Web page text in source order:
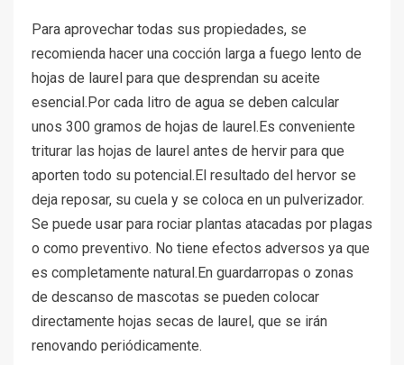
Para aprovechar todas sus propiedades, se
recomienda hacer una cocción larga a fuego lento de
hojas de laurel para que desprendan su aceite
esencial.Por cada litro de agua se deben calcular
unos 300 gramos de hojas de laurel.Es conveniente
triturar las hojas de laurel antes de hervir para que
aporten todo su potencial.El resultado del hervor se
deja reposar, su cuela y se coloca en un pulverizador.
Se puede usar para rociar plantas atacadas por plagas
o como preventivo. No tiene efectos adversos ya que
es completamente natural.En guardarropas o zonas
de descanso de mascotas se pueden colocar
directamente hojas secas de laurel, que se irán
renovando periódicamente.